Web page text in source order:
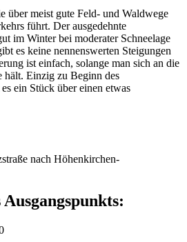
über meist gute Feld- und Waldwege
führt. Der ausgedehnte
im Winter bei moderater Schneelage
es keine nennenswerten Steigungen
ist einfach, solange man sich an die
hält. Einzig zu Beginn des
ein Stück über einen etwas
nach Höhenkirchen-